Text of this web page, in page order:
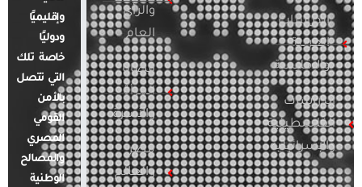
الدراسات
العربية
والإقليمية
الدراسات
الفلسطينية
والإسرائيلية
والرأي
العام
قضايا
المرأة
والأسرة
مصر
والعالم
وإقليميًا
ودوليًا
خاصة تلك
التي تتصل
بالأمن
القومي
المصري
والمصالح
الوطنية